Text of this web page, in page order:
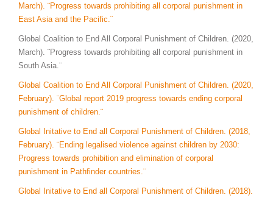
March). ¨Progress towards prohibiting all corporal punishment in
East Asia and the Pacific.¨
Global Coalition to End All Corporal Punishment of Children. (2020,
March). ¨Progress towards prohibiting all corporal punishment in
South Asia.¨
Global Coalition to End All Corporal Punishment of Children. (2020,
February). ¨Global report 2019 progress towards ending corporal
punishment of children.¨
Global Initative to End all Corporal Punishment of Children. (2018,
February). ¨Ending legalised violence against children by 2030:
Progress towards prohibition and elimination of corporal
punishment in Pathfinder countries.¨
Global Initative to End all Corporal Punishment of Children. (2018).